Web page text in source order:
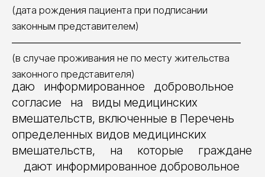
(дата рождения пациента при подписании
законным представителем)
(в случае проживания не по месту жительства
законного представителя)
даю информированное добровольное
согласие на виды медицинских
вмешательств, включенные в Перечень
определенных видов медицинских
вмешательств, на которые граждане
дают информированное добровольное